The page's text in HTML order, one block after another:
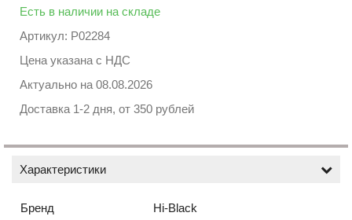
Есть в наличии на складе
Артикул: P02284
Цена указана с НДС
Актуально на 08.08.2026
Доставка 1-2 дня, от 350 рублей
Характеристики
Бренд
Hi-Black